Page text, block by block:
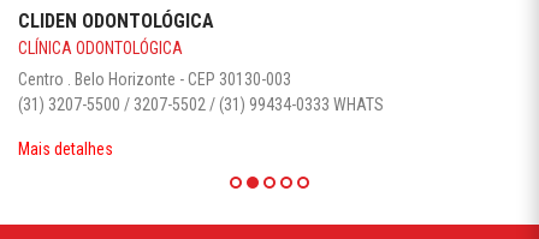
CLIDEN ODONTOLÓGICA
CLÍNICA ODONTOLÓGICA
Centro . Belo Horizonte - CEP 30130-003‎
(31) 3207-5500 / 3207-5502 / (31) 99434-0333 WHATS
Mais detalhes